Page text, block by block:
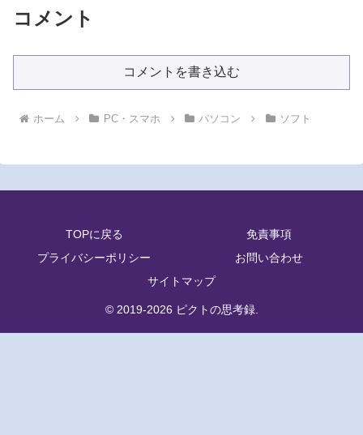
コメント
コメントを書き込む
ホーム PC・スマホ パソコン ソフト
TOPに戻る
免責事項
プライバシーポリシー
お問い合わせ
サイトマップ
© 2019-2026 ピクトの思考録.